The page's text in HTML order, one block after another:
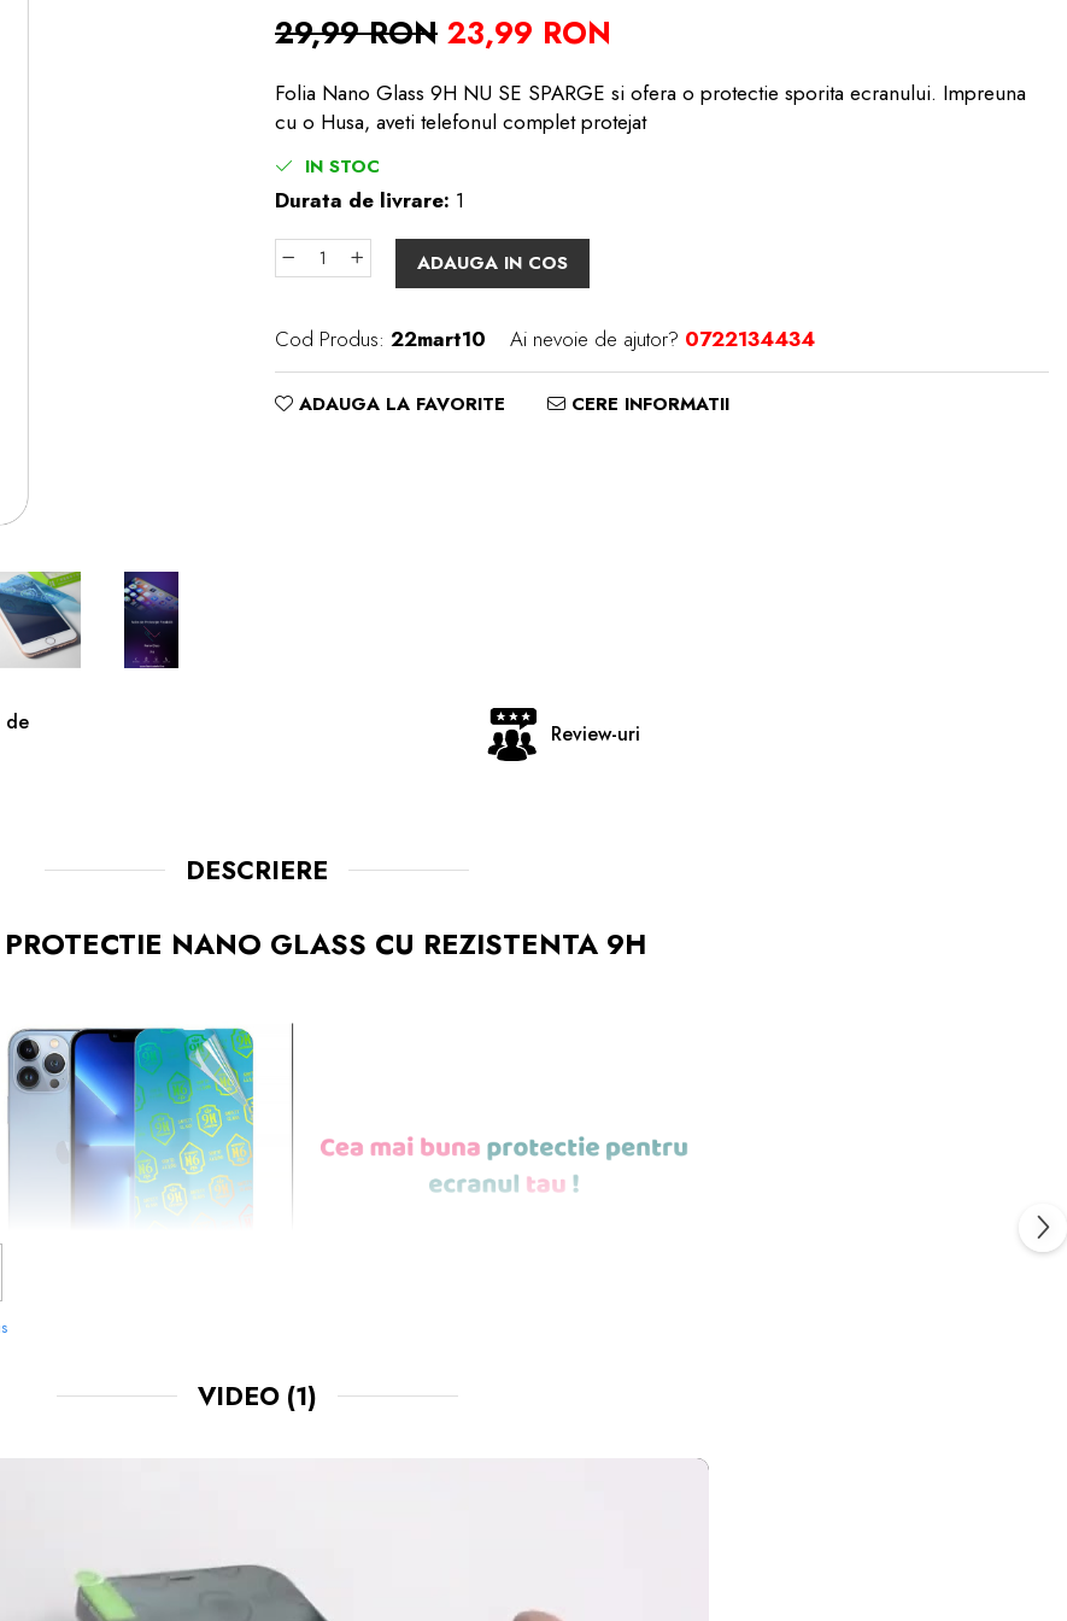
29,99 RON 23,99 RON
Folia Nano Glass 9H NU SE SPARGE si ofera o protectie sporita ecranului. Impreuna
cu o Husa, aveti telefonul complet protejat
IN STOC
Durata de livrare: 1
ADAUGA IN COS
Cod Produs: 22mart10 Ai nevoie de ajutor? 0722134434
ADAUGA LA FAVORITE CERE INFORMATII
de
Review-uri
DESCRIERE
NANO GLASS CU REZISTENTA 9H
IN PRODUCEREA FOLIILOR
STIM CU TOTII, CI ESTE
VIDEO (1)